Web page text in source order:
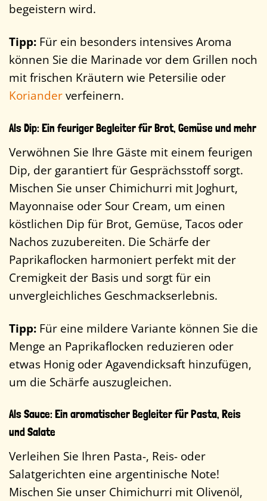
begeistern wird.
Tipp: Für ein besonders intensives Aroma
können Sie die Marinade vor dem Grillen noch
mit frischen Kräutern wie Petersilie oder
Korianderverfeinern.
Als Dip: Ein feuriger Begleiter für Brot, Gemüse und mehr
Verwöhnen Sie Ihre Gäste mit einem feurigen
Dip, der garantiert für Gesprächsstoff sorgt.
Mischen Sie unser Chimichurri mit Joghurt,
Mayonnaise oder Sour Cream, um einen
köstlichen Dip für Brot, Gemüse, Tacos oder
Nachos zuzubereiten. Die Schärfe der
Paprikaflocken harmoniert perfekt mit der
Cremigkeit der Basis und sorgt für ein
unvergleichliches Geschmackserlebnis.
Tipp: Für eine mildere Variante können Sie die
Menge an Paprikaflocken reduzieren oder
etwas Honig oder Agavendicksaft hinzufügen,
um die Schärfe auszugleichen.
Als Sauce: Ein aromatischer Begleiter für Pasta, Reis
und Salate
Verleihen Sie Ihren Pasta-, Reis- oder
Salatgerichten eine argentinische Note!
Mischen Sie unser Chimichurri mit Olivenöl,